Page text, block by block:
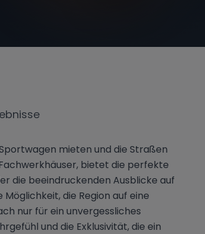
mieten und die Straßen
bietet die perfekte
die beeindruckenden Ausblicke auf
die Region auf eine
nur für ein unvergessliches
und die Exklusivität, die ein